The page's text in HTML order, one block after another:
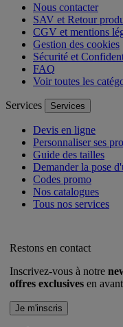
Nous contacter
SAV et Retour
CGV et mentions
Gestion des cookies
Sécurité et
FAQ
Voir toutes les
Services Services
Devis en ligne
Personnaliser ses
Guide des tailles
Demander la pose
Codes promo
Nos catalogues
Tous nos services
Restons en contact
Inscrivez-vous à notre
offres exclusives en